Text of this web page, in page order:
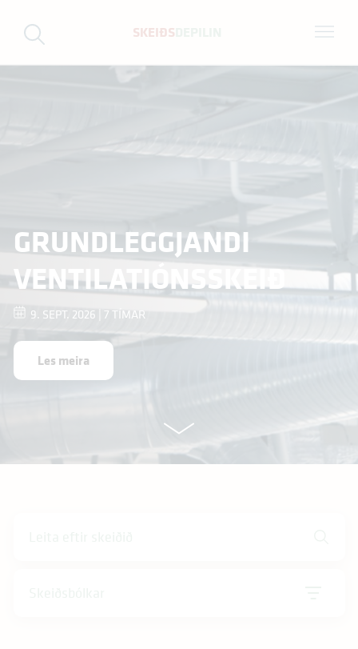
SKEIÐS
GRUNDLEGGJANDI
VENTILATIÓNSSKEIÐ
9. SEPT. 2026 | 7 TÍMAR
Les meira